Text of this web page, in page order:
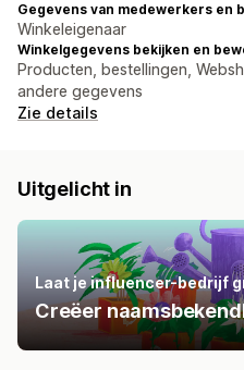
Gegevens van medewerkers en
Winkeleigenaar
Winkelgegevens bekijken en
Producten, bestellingen,
andere gegevens
Zie details
Uitgelicht in
Laat je influencer-bedrijf
Creëer